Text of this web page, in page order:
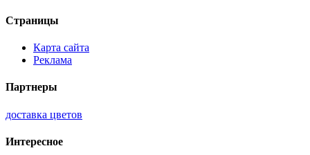
Страницы
Карта сайта
Реклама
Партнеры
доставка цветов
Интересное